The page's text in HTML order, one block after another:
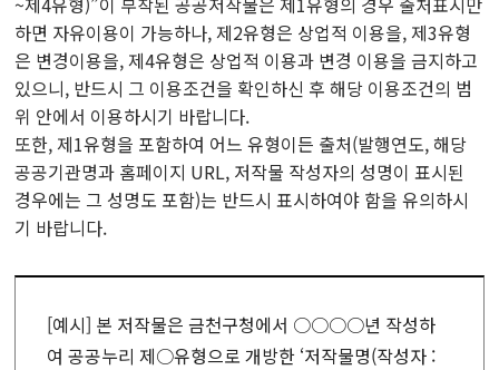
하면 자유이용이 가능하나, 제2유형은 상업적 이용을, 제3유형
은 변경이용을, 제4유형은 상업적 이용과 변경 이용을 금지하고
있으니, 반드시 그 이용조건을 확인하신 후 해당 이용조건의 범
위 안에서 이용하시기 바랍니다.
또한, 제1유형을 포함하여 어느 유형이든 출처(발행연도, 해당
공공기관명과 홈페이지 URL, 저작물 작성자의 성명이 표시된
경우에는 그 성명도 포함)는 반드시 표시하여야 함을 유의하시
기 바랍니다.
[예시] 본 저작물은 금천구청에서 ○○○○년 작성하
여 공공누리 제○유형으로 개방한 ‘저작물명(작성자 :